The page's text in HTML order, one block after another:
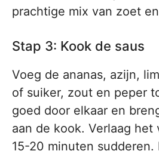
prachtige mix van zoet
Stap 3: Kook de saus
Voeg de ananas, azijn,
of suiker, zout en peper
goed door elkaar en
aan de kook. Verlaag het
15-20 minuten sudderen.